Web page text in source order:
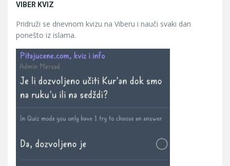
VIBER KVIZ
Pridruži se dnevnom kvizu na Viberu i nauči svaki dan
ponešto iz islama.